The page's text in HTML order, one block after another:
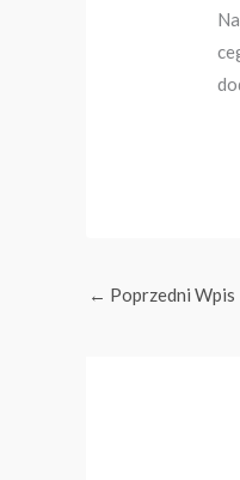
← Poprzedni Wpis